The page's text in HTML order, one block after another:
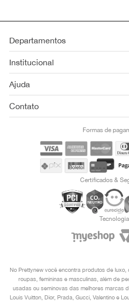
Departamentos
Institucional
Ajuda
Contato
Formas de
Certificados &
Tecnologia
No Prettynew você encontra produtos de
roupas, femininas e masculinas, além de
usadas ou seminovas das melhores marcas
Louis Vuitton, Dior, Prada, Gucci, Valentino e